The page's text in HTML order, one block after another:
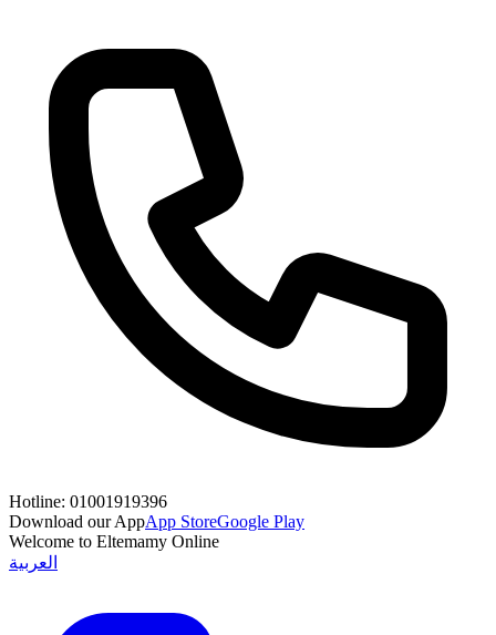
Hotline: 01001919396
Download our AppApp StoreGoogle Play
Welcome to Eltemamy Online
العربية